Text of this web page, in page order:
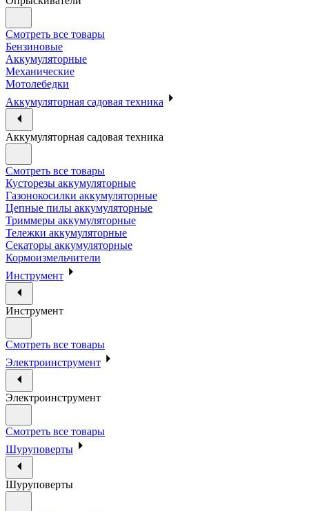
Смотреть все товары
Бензиновые
Аккумуляторные
Механические
Мотолебедки
Аккумуляторная садовая техника
Аккумуляторная садовая техника
Смотреть все товары
Кусторезы аккумуляторные
Газонокосилки аккумуляторные
Цепные пилы аккумуляторные
Триммеры аккумуляторные
Тележки аккумуляторные
Секаторы аккумуляторные
Кормоизмельчители
Инструмент
Инструмент
Смотреть все товары
Электроинструмент
Электроинструмент
Смотреть все товары
Шуруповерты
Шуруповерты